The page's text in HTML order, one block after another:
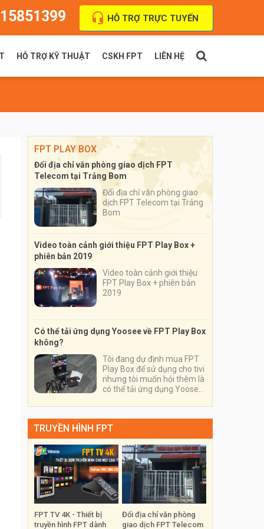
HỖ TRỢ TRỰC TUYẾN
HỖ TRỢ KỸ THUẬT CSKH FPT LIÊN HỆ
FPT PLAY BOX
Đổi địa chỉ văn phòng giao dịch FPT
Telecom tại Trảng Bom
Đổi địa chỉ văn phòng giao
dịch FPT Telecom tại Trảng
Bom
Video toàn cảnh giới thiệu FPT Play Box +
phiên bản 2019
Video toàn cảnh giới thiệu
FPT Play Box + phiên bản
2019
Có thể tải ứng dụng Yoosee về FPT Play Box
không?
Tôi đang dự định mua FPT
Play Box để sử dụng cho tivi
nhưng tôi muốn hỏi thêm là
có thể tải ứng dụng Yoosee
trên thiết bị này được
không?
TRUYỀN HÌNH FPT
FPT TV 4K - Thiết bị
truyền hình FPT dành
Đổi địa chỉ văn phòng
giao dịch FPT Telecom